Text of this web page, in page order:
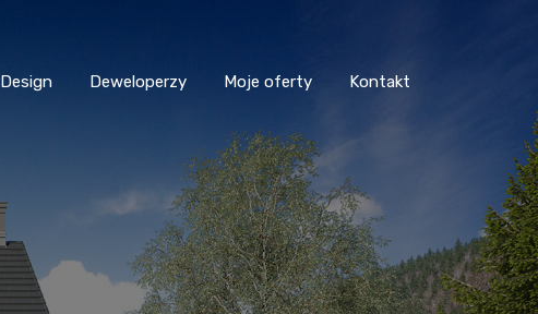
Design Deweloperzy Moje oferty Kontakt